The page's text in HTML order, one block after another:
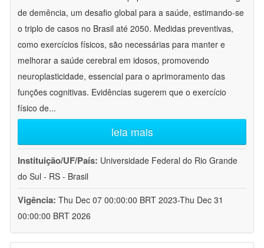
de demência, um desafio global para a saúde, estimando-se
o triplo de casos no Brasil até 2050. Medidas preventivas,
como exercícios físicos, são necessárias para manter e
melhorar a saúde cerebral em idosos, promovendo
neuroplasticidade, essencial para o aprimoramento das
funções cognitivas. Evidências sugerem que o exercício
físico de...
leia mais
Instituição/UF/País: Universidade Federal do Rio Grande
do Sul - RS - Brasil
Vigência: Thu Dec 07 00:00:00 BRT 2023-Thu Dec 31
00:00:00 BRT 2026